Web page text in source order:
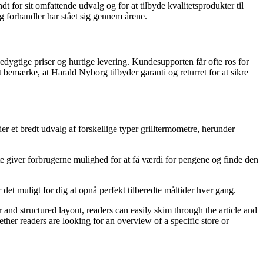
for sit omfattende udvalg og for at tilbyde kvalitetsprodukter til
har stået sig gennem årene.
priser og hurtige levering. Kundesupporten får ofte ros for
at Harald Nyborg tilbyder garanti og returret for at sikre
et bredt udvalg af forskellige typer grilltermometre, herunder
giver forbrugerne mulighed for at få værdi for pengene og finde den
muligt for dig at opnå perfekt tilberedte måltider hver gang.
structured layout, readers can easily skim through the article and
readers are looking for an overview of a specific store or